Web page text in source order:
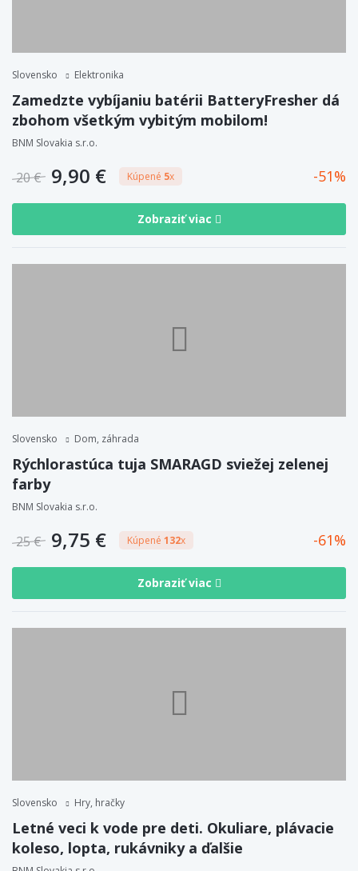
Slovensko Elektronika
Zamedzte vybíjaniu batérii BatteryFresher dá
zbohom všetkým vybitým mobilom!
BNM Slovakia s.r.o.
20 € 9,90 € Kúpené 5x 51
Zobraziť viac
Slovensko Dom, záhrada
Rýchlorastúca tuja SMARAGD sviežej zelenej
farby
BNM Slovakia s.r.o.
25 € 9,75 € Kúpené 132x 61
Zobraziť viac
Slovensko Hry, hračky
Letné veci k vode pre deti. Okuliare, plávacie
koleso, lopta, rukávniky a ďalšie